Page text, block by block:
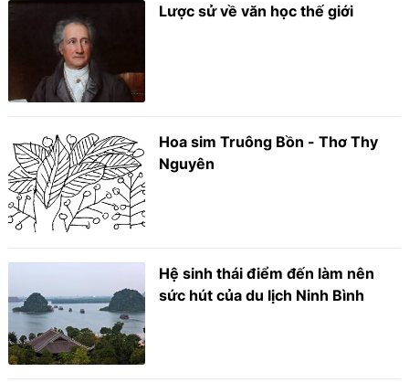
Lược sử về văn học thế giới
Hoa sim Truông Bồn - Thơ Thy
Nguyên
Hệ sinh thái điểm đến làm nên
sức hút của du lịch Ninh Bình